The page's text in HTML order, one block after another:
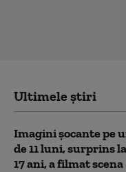
Ultimele știri
Imagini șocante pe
de 11 luni, surprins
17 ani, a filmat scena